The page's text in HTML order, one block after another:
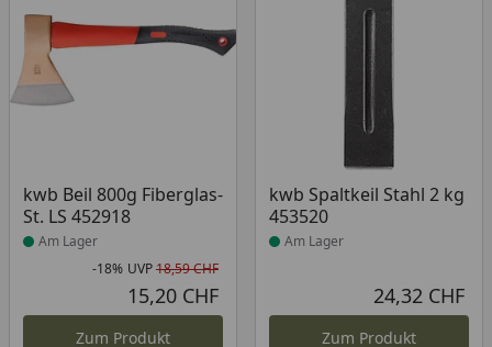
kwb Beil 800g Fiberglas-
St. LS 452918
Produkt am Lager
Am Lager
Rabatt in Prozent
-18%
Ursprünglicher Preis
UVP18,59 CHF
15,20 CHF
Zum Produkt
kwb Spaltkeil Stahl 2 kg
453520
Produkt am Lager
Am Lager
24,32 CHF
Zum Produkt